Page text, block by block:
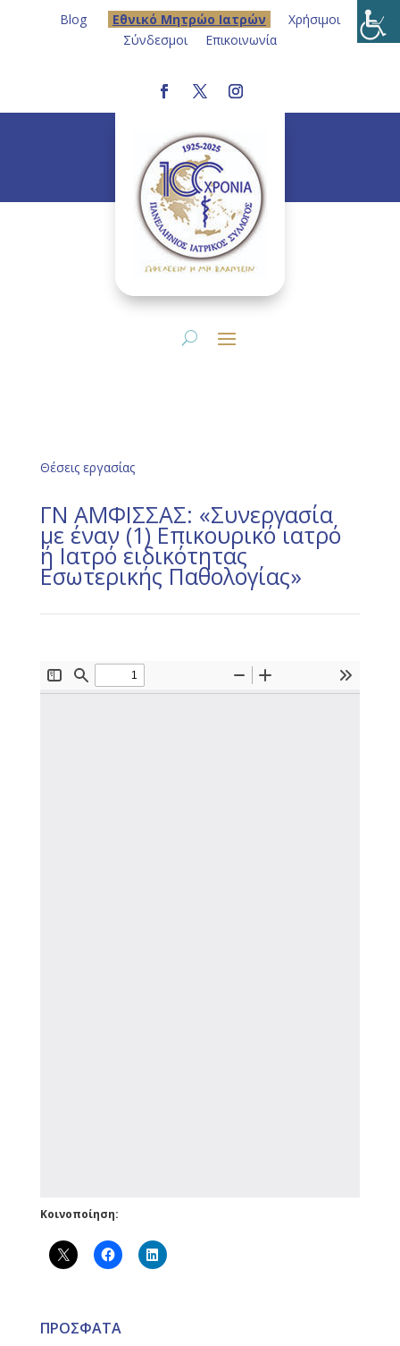
Blog Eθνικό Μητρώο Ιατρών
Χρήσιμοι
Σύνδεσμοι
Επικοινωνία
Θέσεις εργασίας
ΓΝ ΑΜΦΙΣΣΑΣ: «Συνεργασία
με έναν (1) Επικουρικό ιατρό
ή Ιατρό ειδικότητας
Εσωτερικής Παθολογίας»
Κοινοποίηση:
ΠΡΟΣΦΑΤΑ